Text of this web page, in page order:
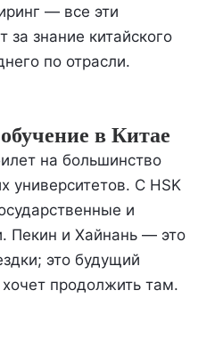
— все эти
за знание китайского
по отрасли.
в Китае
на большинство
университетов. С HSK
и
Пекин и Хайнань — это
это будущий
продолжить там.